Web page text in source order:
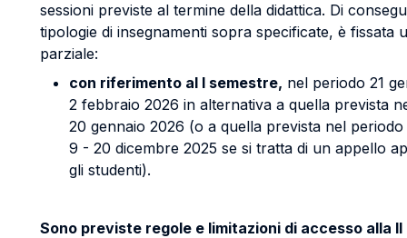
sessioni previste al termine della didattica. Di
tipologie di insegnamenti sopra specificate, è fissata
parziale:
con riferimento al I semestre, nel periodo 21
2 febbraio 2026 in alternativa a quella prevista
20 gennaio 2026 (o a quella prevista nel periodo
9 - 20 dicembre 2025 se si tratta di un appello
gli studenti).
Sono previste regole e limitazioni di accesso alla